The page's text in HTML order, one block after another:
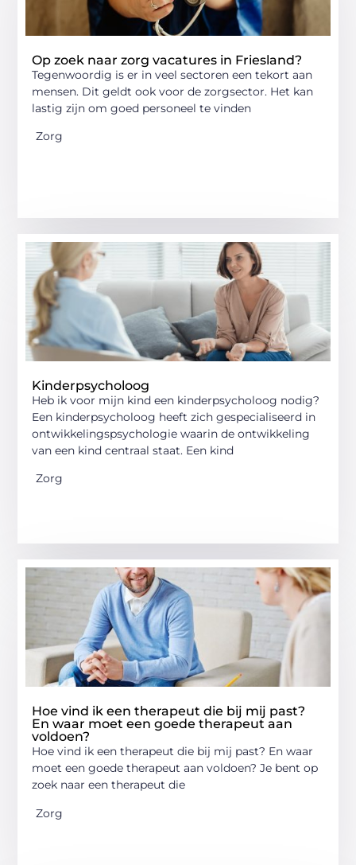
Op zoek naar zorg vacatures in Friesland?
Tegenwoordig is er in veel sectoren een tekort aan
mensen. Dit geldt ook voor de zorgsector. Het kan
lastig zijn om goed personeel te vinden
Zorg
Kinderpsycholoog
Heb ik voor mijn kind een kinderpsycholoog nodig?
Een kinderpsycholoog heeft zich gespecialiseerd in
ontwikkelingspsychologie waarin de ontwikkeling
van een kind centraal staat. Een kind
Zorg
Hoe vind ik een therapeut die bij mij past?
En waar moet een goede therapeut aan
voldoen?
Hoe vind ik een therapeut die bij mij past? En waar
moet een goede therapeut aan voldoen? Je bent op
zoek naar een therapeut die
Zorg